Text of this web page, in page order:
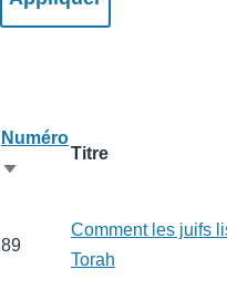
Numéro
Trier
ordre
croissant
Titre
89
Comment les juifs
Torah